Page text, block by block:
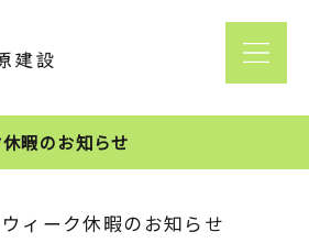
暇のお知らせ
ィーク休暇のお知らせ